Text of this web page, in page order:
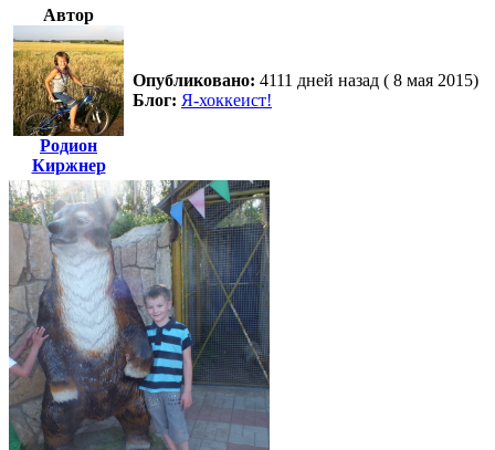
Автор
Родион
Киржнер
Опубликовано: 4111 дней назад ( 8 мая 2015)
Блог: Я-хоккеист!